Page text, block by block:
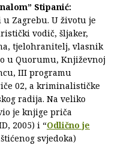
Stipanić:
u Zagrebu. U životu je
vodič, šljaker,
tjelohranitelj, vlasnik
u Quorumu, Književnoj
III programu
02, a kriminalističke
radija. Na veliko
je knjige priča
2005) i “Odlično je
svjedoka)